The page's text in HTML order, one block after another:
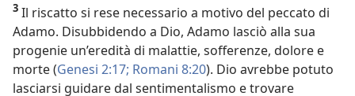
3 Il riscatto si rese necessario a motivo del peccato di
Adamo. Disubbidendo a Dio, Adamo lasciò alla sua
progenie un’eredità di malattie, sofferenze, dolore e
morte (Genesi 2:17; Romani 8:20). Dio avrebbe potuto
lasciarsi guidare dal sentimentalismo e trovare